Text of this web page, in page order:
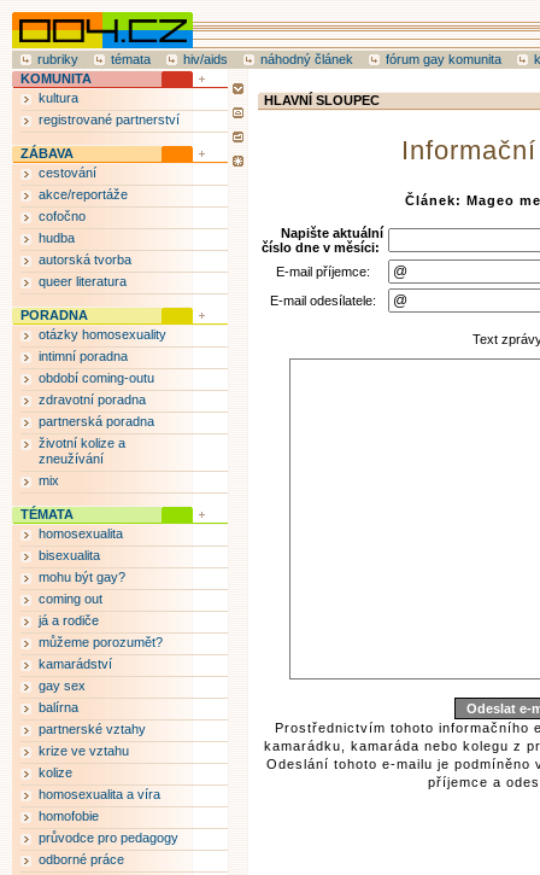
rubriky témata hiv/aids náhodný článek fórum gay komunita
HLAVNÍ SLOUPEC
Článek: Mageo
Napište aktuální
číslo dne v měsíci:
E-mail příjemce:
E-mail odesílatele:
Text
Prostřednictvím tohoto informačního
kamarádku, kamaráda nebo kolegu z
Odeslání tohoto e-mailu je podmíněno
příjemce a
KOMUNITA
kultura
registrované partnerství
ZÁBAVA
cestování
akce/reportáže
cofočno
hudba
autorská tvorba
queer literatura
PORADNA
otázky homosexuality
intimní poradna
období coming-outu
zdravotní poradna
partnerská poradna
životní kolize a
zneužívání
mix
TÉMATA
homosexualita
bisexualita
mohu být gay?
coming out
já a rodiče
můžeme porozumět?
kamarádství
gay sex
balírna
partnerské vztahy
krize ve vztahu
kolize
homosexualita a víra
homofobie
průvodce pro pedagogy
odborné práce